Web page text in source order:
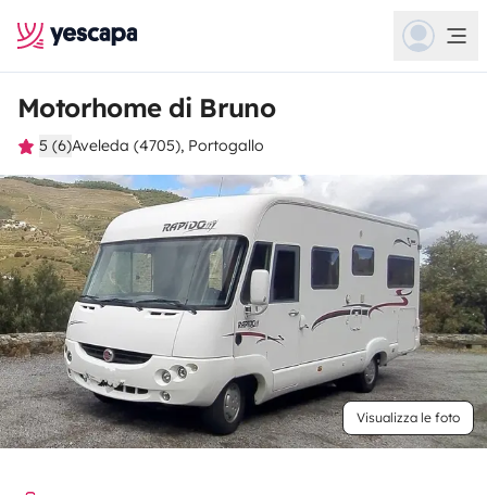
Motorhome di Bruno
5 (6)Aveleda (4705), Portogallo
Visualizza le foto